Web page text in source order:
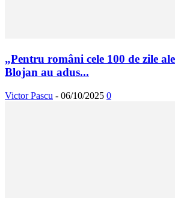
„Pentru români cele 100 de zile
Blojan au adus...
Victor Pascu - 06/10/2025 0